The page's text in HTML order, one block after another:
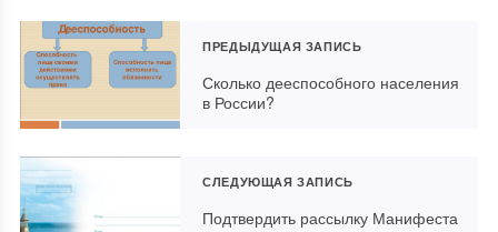
ПРЕДЫДУЩАЯ ЗАПИСЬ
Сколько дееспособного населения
в России?
СЛЕДУЮЩАЯ ЗАПИСЬ
Подтвердить рассылку Манифеста